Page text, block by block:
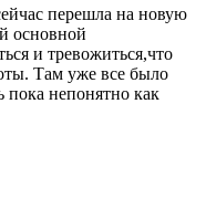
перешла на новую
основной
и тревожиться,что
Там уже все было
пока непонятно как